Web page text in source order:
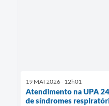
19 MAI 2026 - 12h01
Atendimento na UPA
de síndromes